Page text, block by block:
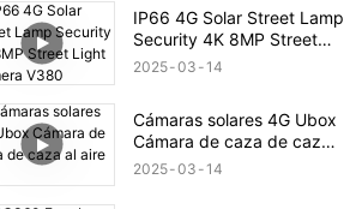
IP66 4G Solar Street Lamp
Security 4K 8MP Street
Light Camera V380
2025 03 14
Cámaras solares 4G Ubox
Cámara de caza de caza
al aire libre
2025 03 14